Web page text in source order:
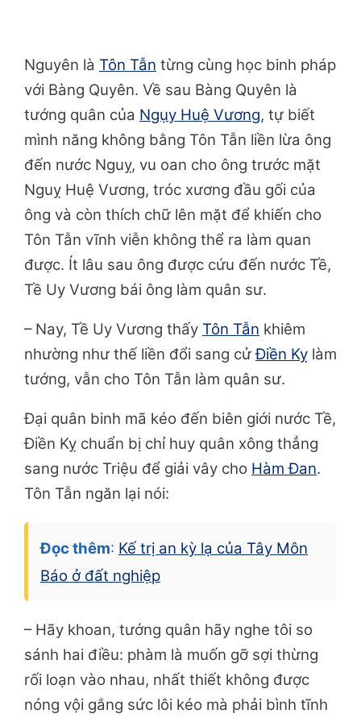
Nguyên là Tôn Tẫn từng cùng học binh pháp
với Bàng Quyên. Về sau Bàng Quyên là
tướng quân của Ngụy Huệ Vương, tự biết
mình năng không bằng Tôn Tẫn liền lừa ông
đến nước Nguỵ, vu oan cho ông trước mặt
Nguỵ Huệ Vương, tróc xương đầu gối của
ông và còn thích chữ lên mặt để khiến cho
Tôn Tẫn vĩnh viễn không thể ra làm quan
được. Ít lâu sau ông được cứu đến nước Tề,
Tề Uy Vương bái ông làm quân sư.
– Nay, Tề Uy Vương thấy Tôn Tẫn khiêm
nhường như thế liền đổi sang cửĐiền Kỵ làm
tướng, vẫn cho Tôn Tẫn làm quân sư.
Đại quân binh mã kéo đến biên giới nước Tề,
Điền Kỵ chuẩn bị chỉ huy quân xông thẳng
sang nước Triệu để giải vây cho Hàm Đan.
Tôn Tẫn ngăn lại nói:
Đọc thêm: Kế trị an kỳ lạ của Tây Môn
Báo ở đất nghiệp
– Hãy khoan, tướng quân hãy nghe tôi so
sánh hai điều: phàm là muốn gỡ sợi thừng
rối loạn vào nhau, nhất thiết không được
nóng vội gắng sức lôi kéo mà phải bình tĩnh